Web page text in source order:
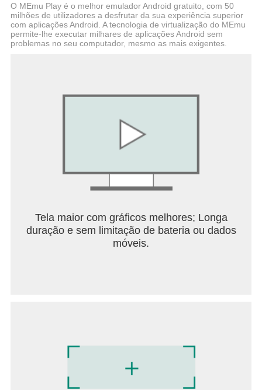
-Mais de 500 matérias para explorares;
O MEmu Play é o melhor emulador Android gratuito, com 50
milhões de utilizadores a desfrutar da sua experiência superior
com aplicações Android. A tecnologia de virtualização do MEmu
permite-lhe executar milhares de aplicações Android sem
problemas no seu computador, mesmo as mais exigentes.
Tela maior com gráficos melhores; Longa
duração e sem limitação de bateria ou dados
móveis.